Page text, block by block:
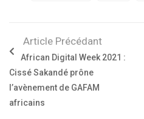
Article Précédant
African Digital Week 2021 :
Cissé Sakandé prône
l’avènement de GAFAM
africains